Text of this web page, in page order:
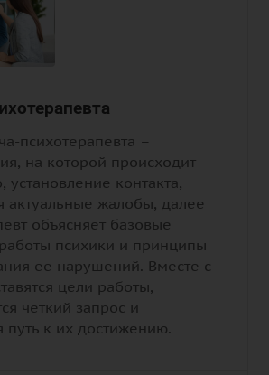
психотерапевта –
на которой происходит
установление контакта,
актуальные жалобы, далее
объясняет базовые
психики и принципы
ее нарушений. Вместе с
цели работы,
четкий запрос и
путь к их достижению.